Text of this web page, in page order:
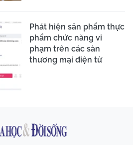
Phát hiện sản phẩm thực
phẩm chức năng vi
phạm trên các sàn
thương mại điện tử